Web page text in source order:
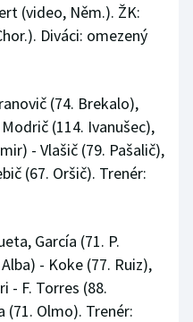
(video, Něm.). ŽK:
Diváci: omezený
(74. Brekalo),
(114. Ivanušec),
- Vlašič (79. Pašalič),
(67. Oršič). Trenér:
García (71. P.
- Koke (77. Ruiz),
- F. Torres (88.
(71. Olmo). Trenér: